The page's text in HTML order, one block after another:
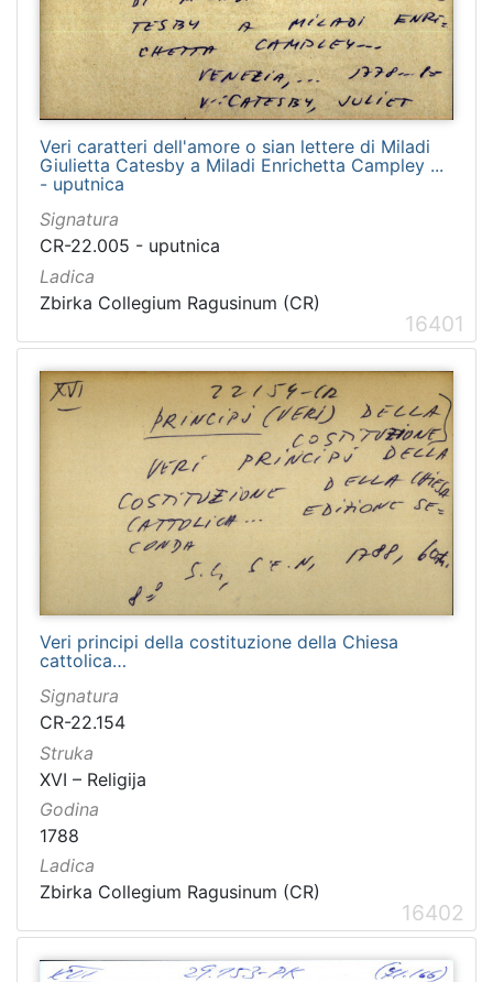
Veri caratteri dell'amore o sian lettere di Miladi
Giulietta Catesby a Miladi Enrichetta Campley ...
- uputnica
Signatura
CR-22.005 - uputnica
Ladica
Zbirka Collegium Ragusinum (CR)
16401
Veri principi della costituzione della Chiesa
cattolica…
Signatura
CR-22.154
Struka
XVI – Religija
Godina
1788
Ladica
Zbirka Collegium Ragusinum (CR)
16402